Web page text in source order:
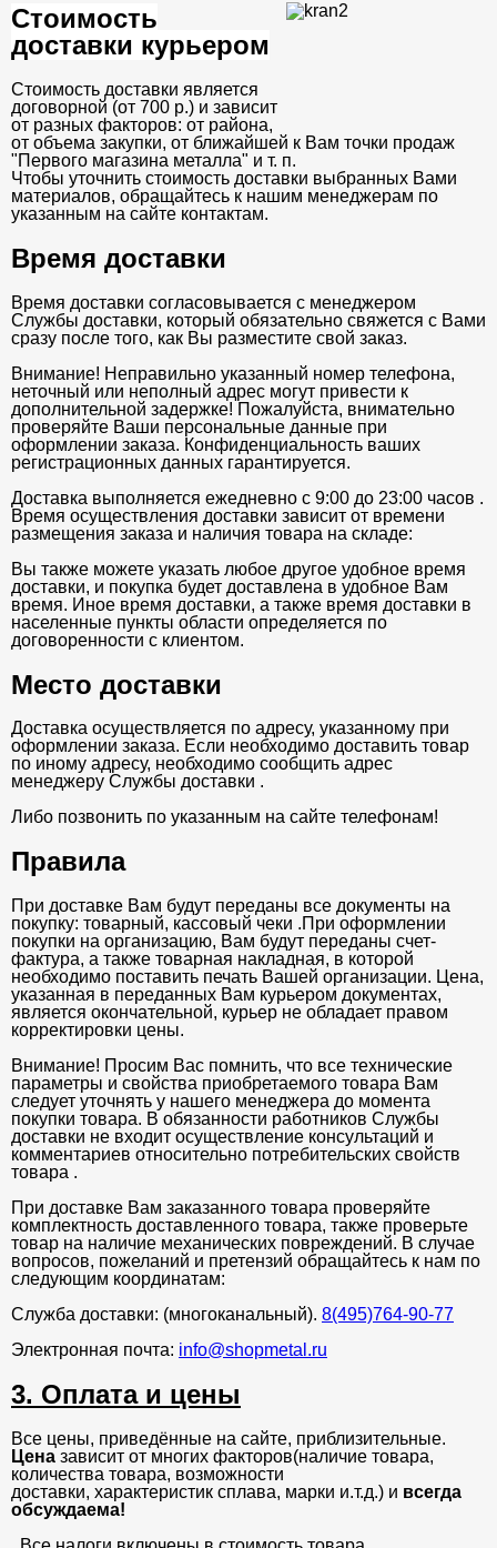
Стоимость
доставки курьером
Стоимость доставки является
договорной (от 700 р.) и зависит
от разных факторов: от района,
от объема закупки, от ближайшей к Вам точки продаж
"Первого магазина металла" и т. п.
Чтобы уточнить стоимость доставки выбранных Вами
материалов, обращайтесь к нашим менеджерам по
указанным на сайте контактам.
Время доставки
Время доставки согласовывается с менеджером
Службы доставки, который обязательно свяжется с Вами
сразу после того, как Вы разместите свой заказ.
Внимание! Неправильно указанный номер телефона,
неточный или неполный адрес могут привести к
дополнительной задержке! Пожалуйста, внимательно
проверяйте Ваши персональные данные при
оформлении заказа. Конфиденциальность ваших
регистрационных данных гарантируется.
Доставка выполняется ежедневно с 9:00 до 23:00 часов .
Время осуществления доставки зависит от времени
размещения заказа и наличия товара на складе:
Вы также можете указать любое другое удобное время
доставки, и покупка будет доставлена в удобное Вам
время. Иное время доставки, а также время доставки в
населенные пункты области определяется по
договоренности с клиентом.
Место доставки
Доставка осуществляется по адресу, указанному при
оформлении заказа. Если необходимо доставить товар
по иному адресу, необходимо сообщить адрес
менеджеру Службы доставки .
Либо позвонить по указанным на сайте телефонам!
Правила
При доставке Вам будут переданы все документы на
покупку: товарный, кассовый чеки .При оформлении
покупки на организацию, Вам будут переданы счет-
фактура, а также товарная накладная, в которой
необходимо поставить печать Вашей организации. Цена,
указанная в переданных Вам курьером документах,
является окончательной, курьер не обладает правом
корректировки цены.
Внимание! Просим Вас помнить, что все технические
параметры и свойства приобретаемого товара Вам
следует уточнять у нашего менеджера до момента
покупки товара. В обязанности работников Службы
доставки не входит осуществление консультаций и
комментариев относительно потребительских свойств
товара .
При доставке Вам заказанного товара проверяйте
комплектность доставленного товара, также проверьте
товар на наличие механических повреждений. В случае
вопросов, пожеланий и претензий обращайтесь к нам по
следующим координатам:
Служба доставки: (многоканальный). 8(495)764-90-77
Электронная почта: info@shopmetal.ru
3. Оплата и цены
Все цены, приведённые на сайте, приблизительные.
Цена зависит от многих факторов(наличие товара,
количества товара, возможности
доставки, характеристик сплава, марки и.т.д.) и всегда
обсуждаема!